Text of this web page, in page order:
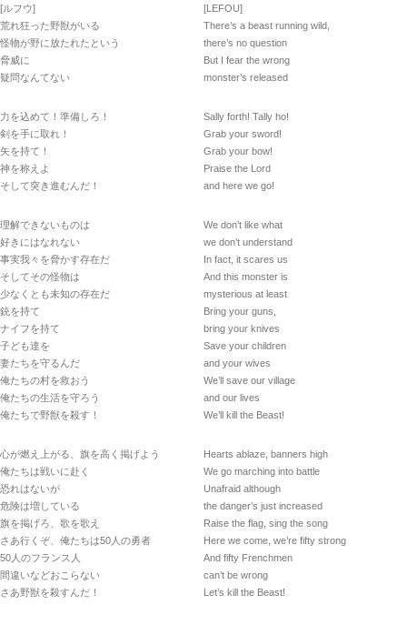
[ルフウ]
荒れ狂った野獣がいる
怪物が野に放たれたという
脅威に
疑問なんてない
力を込めて！準備しろ！
剣を手に取れ！
矢を持て！
神を称えよ
そして突き進むんだ！
理解できないものは
好きにはなれない
事実我々を脅かす存在だ
そしてその怪物は
少なくとも未知の存在だ
銃を持て
ナイフを持て
子ども達を
妻たちを守るんだ
俺たちの村を救おう
俺たちの生活を守ろう
俺たちで野獣を殺す！
心が燃え上がる、旗を高く掲げよう
俺たちは戦いに赴く
恐れはないが
危険は増している
旗を掲げろ、歌を歌え
さあ行くぞ、俺たちは50人の勇者
50人のフランス人
間違いなどおこらない
さあ野獣を殺すんだ！
[LEFOU]
There’s a beast running wild,
there’s no question
But I fear the wrong
monster’s released
Sally forth! Tally ho!
Grab your sword!
Grab your bow!
Praise the Lord
and here we go!
We don’t like what
we don’t understand
In fact, it scares us
And this monster is
mysterious at least
Bring your guns,
bring your knives
Save your children
and your wives
We’ll save our village
and our lives
We’ll kill the Beast!
Hearts ablaze, banners high
We go marching into battle
Unafraid although
the danger’s just increased
Raise the flag, sing the song
Here we come, we’re fifty strong
And fifty Frenchmen
can’t be wrong
Let’s kill the Beast!